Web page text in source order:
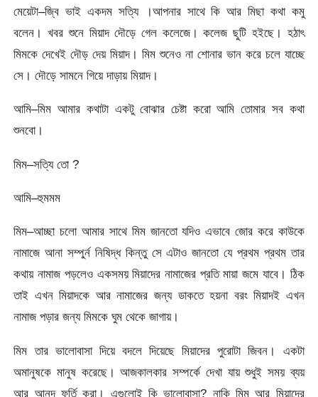
মেয়েটা–জ্বি ভাই একদম সত্যি ।আপনার সাথে কি আর মিছা কথা কমু
বলেন। খবর শুনে মিয়াদ দৌড়ে গেল কলেজে। কলেজ ছুটি হইছে। হঠাৎ
মিমকে দেখেই দৌড় দেয় মিয়াদ। মিম শুনেও না শোনার ভান করে চলে যাচ্ছে
সে। দৌড়ে সামনে গিয়ে দাড়ায় মিয়াদ।
আমি–মিম আমার কথাটা একটু বোঝার চেষ্টা করো আমি তোমার সব কথা
শুনবো।
মিম–সত্যি তো ?
আমি–হুমমম
মিম–আচ্ছা চলো আমার সাথে মিম জানতো যদিও এভাবে জোর করে কাউকে
নামাজে আনা সম্পুর্ন নিষিদ্ধ কিন্তু সে এটাও জানতো যে প্রথম প্রথম তার
কথায় নামাজ পড়লেও একসময় মিয়াদের নামাজের প্রতি মায়া জমে যাবে। ঠিক
তাই এখন মিয়াদকে আর নামাজের জন্য ডাকতে হয়না বরং মিয়াদই এখন
নামাজ পড়ার জন্য মিমকে ঘুম থেকে জাগায়।
মিম তার ভালোবাসা দিয়ে বদলে দিয়েছে মিয়াদের পুরোটা জিবন। একটা
অমানুষকে মানুষ করেছে। আজকালকার সম্পর্কে দেখা যায় শুধুই সময় ব্যয়
আর আনন্দ ফুর্তি করা। এগুলোই কি ভালোবাসা? নাকি মিম আর মিয়াদের